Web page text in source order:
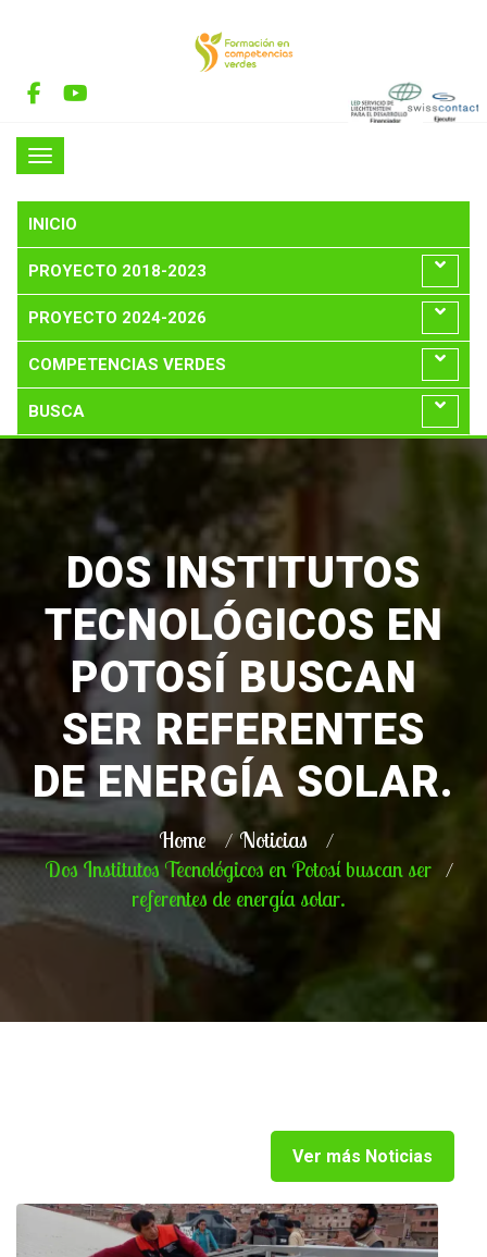
INICIO
PROYECTO 2018-2023
PROYECTO 2024-2026
COMPETENCIAS VERDES
BUSCA
DOS INSTITUTOS
TECNOLÓGICOS EN
POTOSÍ BUSCAN
SER REFERENTES
DE ENERGÍA SOLAR.
Home
Noticias
Dos Institutos Tecnológicos en Potosí buscan ser
referentes de energía solar.
Ver más Noticias